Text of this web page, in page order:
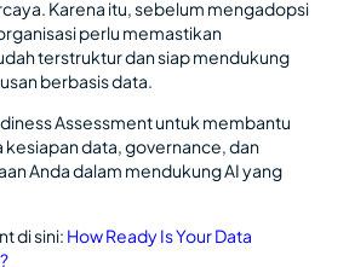
Karena itu, sebelum mengadopsi
perlu memastikan
terstruktur dan siap mendukung
berbasis data.
Assessment untuk membantu
kesiapan data, governance, dan
Anda dalam mendukung AI yang
di sini: How Ready Is Your Data